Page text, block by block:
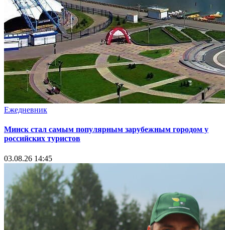
Ежедневник
Минск стал самым популярным зарубежным городом у
российских туристов
03.08.26 14:45